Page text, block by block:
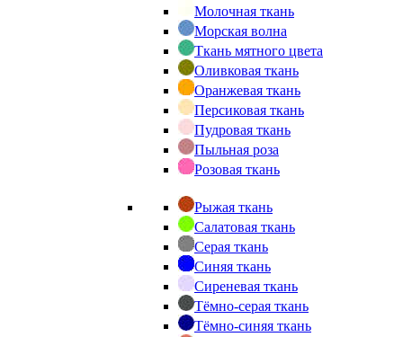
Молочная ткань
Морская волна
Ткань мятного цвета
Оливковая ткань
Оранжевая ткань
Персиковая ткань
Пудровая ткань
Пыльная роза
Розовая ткань
Рыжая ткань
Салатовая ткань
Серая ткань
Синяя ткань
Сиреневая ткань
Тёмно-серая ткань
Тёмно-синяя ткань